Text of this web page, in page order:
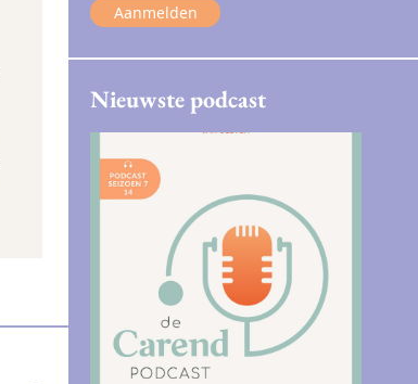
Aanmelden
Nieuwste podcast